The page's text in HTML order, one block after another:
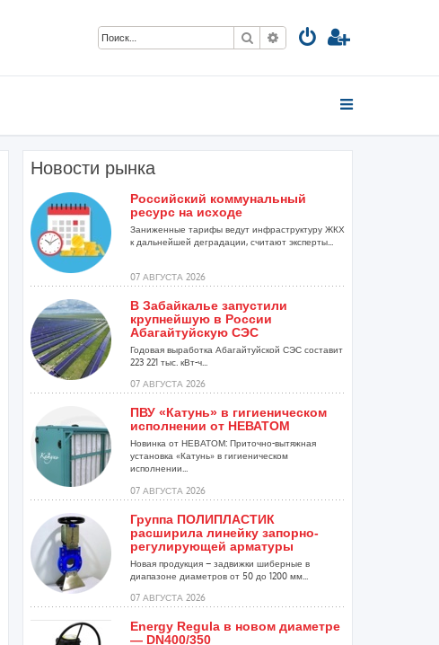
Поиск Расширенный поиск
Новости рынка
Российский коммунальный
ресурс на исходе
Заниженные тарифы ведут инфраструктуру ЖКХ
к дальнейшей деградации, считают эксперты...
07 АВГУСТА 2026
В Забайкалье запустили
крупнейшую в России
Абагайтуйскую СЭС
Годовая выработка Абагайтуйской СЭС составит
223 221 тыс. кВт-ч...
07 АВГУСТА 2026
ПВУ «Катунь» в гигиеническом
исполнении от НЕВАТОМ
Новинка от НЕВАТОМ: Приточно-вытяжная
установка «Катунь» в гигиеническом
исполнении...
07 АВГУСТА 2026
Группа ПОЛИПЛАСТИК
расширила линейку запорно-
регулирующей арматуры
Новая продукция – задвижки шиберные в
диапазоне диаметров от 50 до 1200 мм...
07 АВГУСТА 2026
Energy Regula в новом диаметре
— DN400/350